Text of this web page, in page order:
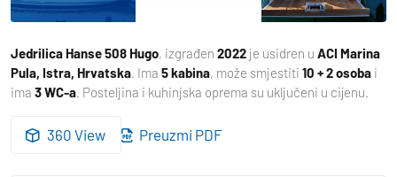
Jedrilica Hanse 508 Hugo, izgrađen 2022 je usidren u ACI Marina
Pula, Istra, Hrvatska. Ima 5 kabina, može smjestiti 10 + 2 osoba i
ima 3 WC-a. Posteljina i kuhinjska oprema su uključeni u cijenu.
360 View Preuzmi PDF